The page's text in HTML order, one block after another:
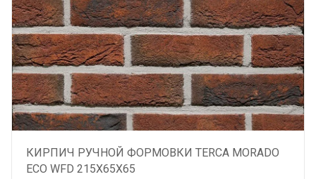
КИРПИЧ РУЧНОЙ ФОРМОВКИ TERCA MORADO
ECO WFD 215X65X65